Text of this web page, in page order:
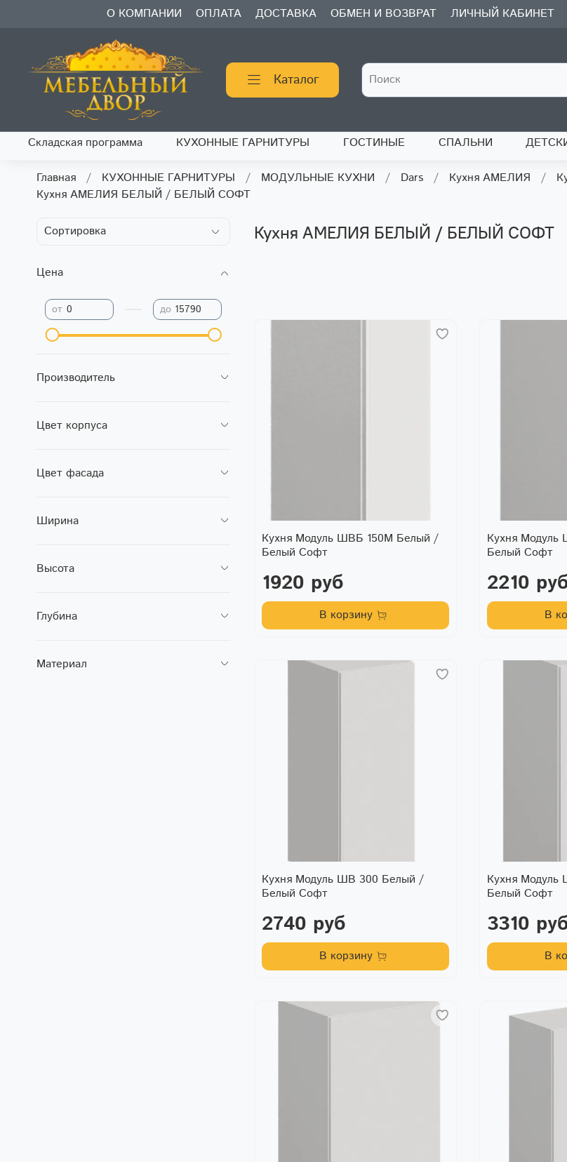
О КОМПАНИИ ОПЛАТА ДОСТАВКА ОБМЕН И ВОЗВРАТ ЛИЧНЫЙ КАБИНЕТ
Каталог
Складская программа КУХОННЫЕ ГАРНИТУРЫ ГОСТИНЫЕ СПАЛЬНИ
Главная КУХОННЫЕ ГАРНИТУРЫ МОДУЛЬНЫЕ КУХНИ Dars Кухня АМЕЛИЯ
Кухня АМЕЛИЯ БЕЛЫЙ / БЕЛЫЙ СОФТ
Кухня АМЕЛИЯ БЕЛЫЙ / БЕЛЫЙ СОФТ
Кухня Модуль ШВБ 150М Белый /
Белый Софт
1920 руб
В корзину
Кухня
Белый Софт
2210
В
Кухня Модуль ШВ 300 Белый /
Белый Софт
2740 руб
В корзину
Кухня
Белый Софт
3310
В
Цена
от до
Производитель
Цвет корпуса
Цвет фасада
Ширина
Высота
Глубина
Материал